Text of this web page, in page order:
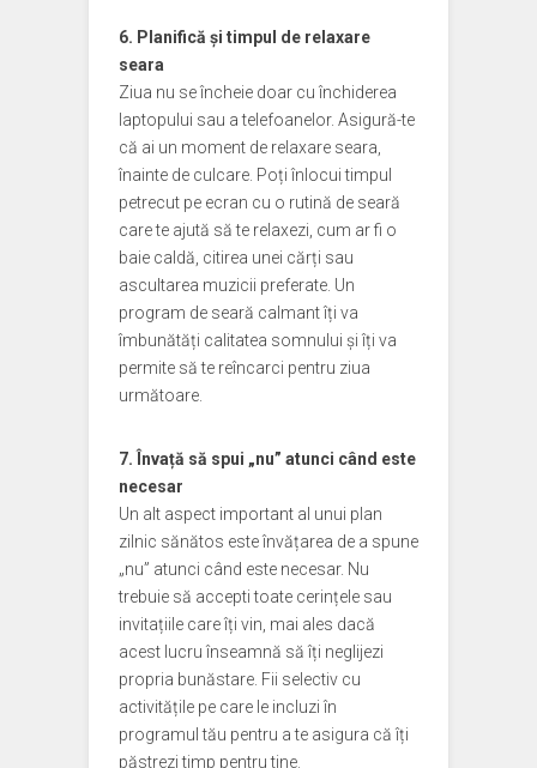
6. Planifică și timpul de relaxare
seara
Ziua nu se încheie doar cu închiderea
laptopului sau a telefoanelor. Asigură-te
că ai un moment de relaxare seara,
înainte de culcare. Poți înlocui timpul
petrecut pe ecran cu o rutină de seară
care te ajută să te relaxezi, cum ar fi o
baie caldă, citirea unei cărți sau
ascultarea muzicii preferate. Un
program de seară calmant îți va
îmbunătăți calitatea somnului și îți va
permite să te reîncarci pentru ziua
următoare.
7. Învață să spui „nu” atunci când este
necesar
Un alt aspect important al unui plan
zilnic sănătos este învățarea de a spune
„nu” atunci când este necesar. Nu
trebuie să accepti toate cerințele sau
invitațiile care îți vin, mai ales dacă
acest lucru înseamnă să îți neglijezi
propria bunăstare. Fii selectiv cu
activitățile pe care le incluzi în
programul tău pentru a te asigura că îți
păstrezi timp pentru tine.